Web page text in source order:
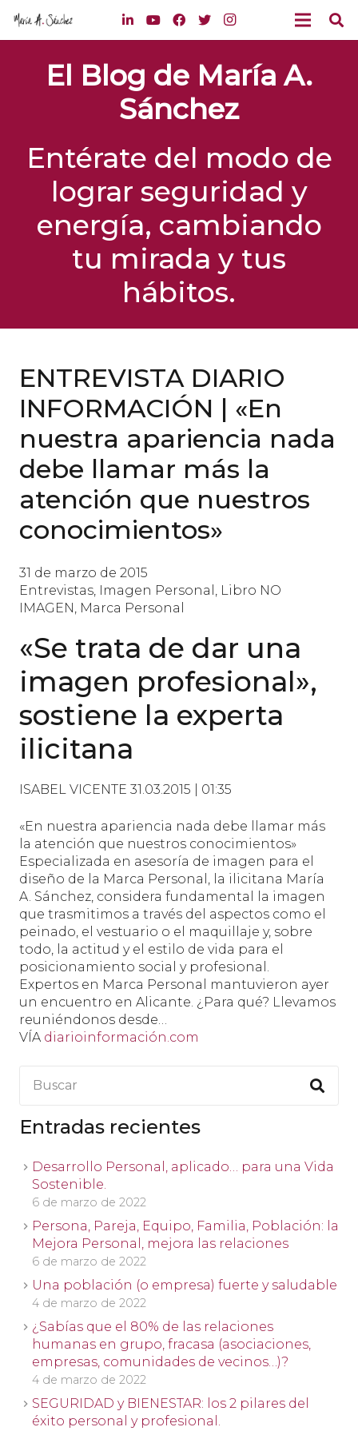
El Blog de María A.
Sánchez
Entérate del modo de
lograr seguridad y
energía, cambiando
tu mirada y tus
hábitos.
ENTREVISTA DIARIO
INFORMACIÓN | «En
nuestra apariencia nada
debe llamar más la
atención que nuestros
conocimientos»
31 de marzo de 2015
Entrevistas Imagen Personal
Libro NO
IMAGEN Marca Personal
«Se trata de dar una
imagen profesional»,
sostiene la experta
ilicitana
ISABEL VICENTE 31.03.2015 | 01:35
«En nuestra apariencia nada debe llamar más
la atención que nuestros conocimientos»
Especializada en asesoría de imagen para el
diseño de la Marca Personal, la ilicitana María
A. Sánchez, considera fundamental la imagen
que trasmitimos a través del aspectos como el
peinado, el vestuario o el maquillaje y, sobre
todo, la actitud y el estilo de vida para el
posicionamiento social y profesional.
Expertos en Marca Personal mantuvieron ayer
un encuentro en Alicante. ¿Para qué? Llevamos
reuniéndonos desde…
VÍA diarioinformación.com
Entradas recientes
Desarrollo Personal, aplicado… para una Vida
Sostenible.
6 de marzo de 2022
Persona, Pareja, Equipo, Familia, Población: la
Mejora Personal, mejora las relaciones
6 de marzo de 2022
Una población (o empresa) fuerte y saludable
4 de marzo de 2022
¿Sabías que el 80% de las relaciones
humanas en grupo, fracasa (asociaciones,
empresas, comunidades de vecinos…)?
4 de marzo de 2022
SEGURIDAD y BIENESTAR: los 2 pilares del
éxito personal y profesional.